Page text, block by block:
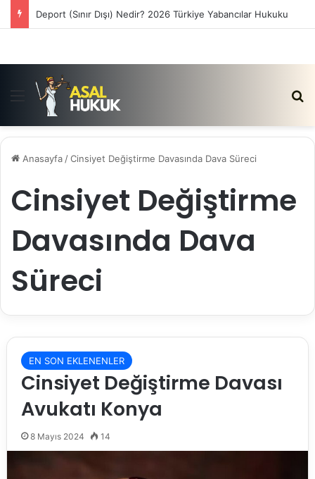
Deport (Sınır Dışı) Nedir? 2026 Türkiye Yabancılar Hukuku
Menü
Anasayfa /Cinsiyet Değiştirme Davasında Dava Süreci
Cinsiyet Değiştirme
Davasında Dava
Süreci
EN SON EKLENENLER
Cinsiyet Değiştirme Davası
Avukatı Konya
8 Mayıs 2024 14